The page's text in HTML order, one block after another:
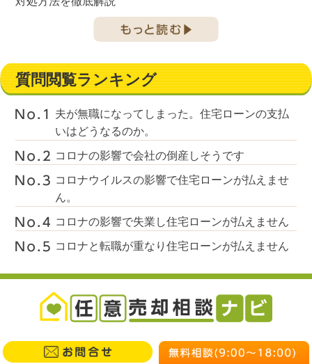
質問閲覧ランキング
夫が無職になってしまった。住宅ローンの支払
いはどうなるのか。
コロナの影響で会社の倒産しそうです
コロナウイルスの影響で住宅ローンが払えませ
ん。
コロナの影響で失業し住宅ローンが払えません
コロナと転職が重なり住宅ローンが払えません